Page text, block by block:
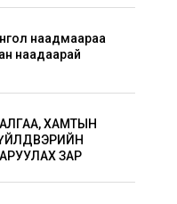
наадмаараа
наадаарай
ХАМТЫН
ҮЙЛДВЭРИЙН
ЗАР